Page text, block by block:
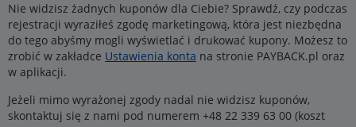
Nie widzisz żadnych kuponów dla Ciebie? Sprawdź, czy podczas
rejestracji wyraziłeś zgodę marketingową, która jest niezbędna
do tego abyśmy mogli wyświetlać i drukować kupony. Możesz to
zrobić w zakładce Ustawienia konta na stronie PAYBACK.pl oraz
w aplikacji.
Jeżeli mimo wyrażonej zgody nadal nie widzisz kuponów,
skontaktuj się z nami pod numerem +48 22 339 63 00 (koszt